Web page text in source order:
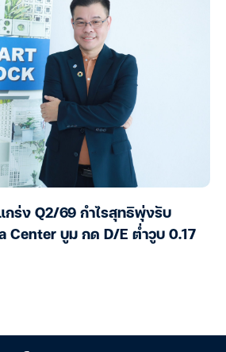
กร่ง Q2/69 กำไรสุทธิพุ่งรับ
Center บูม กด D/E ต่ำวูบ 0.17